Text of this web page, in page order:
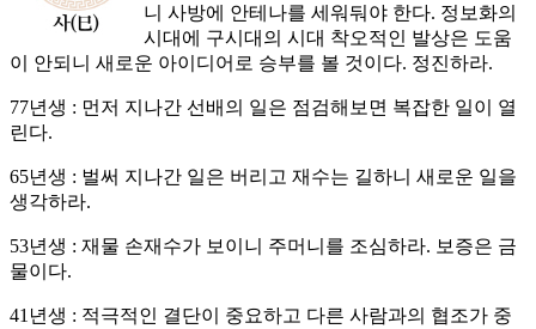
니 사방에 안테나를 세워둬야 한다. 정보화의
시대에 구시대의 시대 착오적인 발상은 도움
이 안되니 새로운 아이디어로 승부를 볼 것이다. 정진하라.
77년생 : 먼저 지나간 선배의 일은 점검해보면 복잡한 일이 열
린다.
65년생 : 벌써 지나간 일은 버리고 재수는 길하니 새로운 일을
생각하라.
53년생 : 재물 손재수가 보이니 주머니를 조심하라. 보증은 금
물이다.
41년생 : 적극적인 결단이 중요하고 다른 사람과의 협조가 중